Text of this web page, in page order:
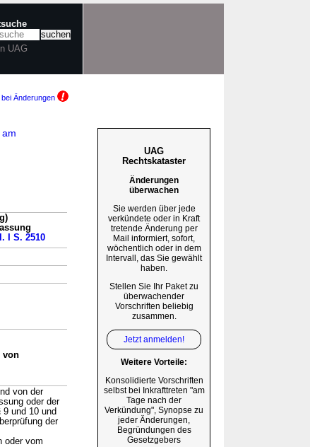
UAG
bei Änderungen
I S. 2510
von
von der
oder der
und 10 und
der
oder vom
UAG
Rechtskataster
Änderungen
überwachen
Sie werden über jede
verkündete oder in Kraft
tretende Änderung per
Mail informiert, sofort,
wöchentlich oder in dem
Intervall, das Sie gewählt
haben.
Stellen Sie Ihr Paket zu
überwachender
Vorschriften beliebig
zusammen.
Jetzt anmelden!
Weitere Vorteile:
Konsolidierte Vorschriften
selbst bei Inkrafttreten "am
Tage nach der
Verkündung", Synopse zu
jeder Änderungen,
Begründungen des
Gesetzgebers